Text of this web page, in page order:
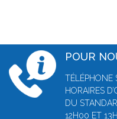
POUR
TÉLÉPHONE
HORAIRES
DU
12H00 ET